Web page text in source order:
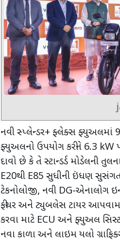
નવી સ્પ્લેન્ડર+ ફ્લેક્સ ફ્યુઅલમાં
ફ્યુઅલનો ઉપયોગ કરીને 6.3 kW
દાવો છે કે તે સ્ટાન્ડર્ડ મોડેલની
E20થી E85 સુધીની ઇંધણ
ટેકનોલોજી, નવી DG-એનાલોગ
ફીચર અને ટ્યુબલેસ ટાયર
કરવા માટે ECU અને ફ્યુઅલ
નવા કાળા અને લાઇમ યલો